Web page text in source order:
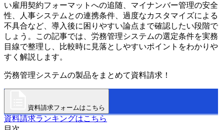
い雇用契約フォーマットへの追随、マイナンバー管理の安全
性、人事システムとの連携条件、過度なカスタマイズによる
不具合など、導入後に困りやすい論点まで確認したい段階で
しょう。この記事では、労務管理システムの選定条件を実務
目線で整理し、比較時に見落としやすいポイントをわかりや
すく解説します。
労務管理システムの製品をまとめて資料請求！
資料請求フォームはこちら
資料請求ランキングはこちら